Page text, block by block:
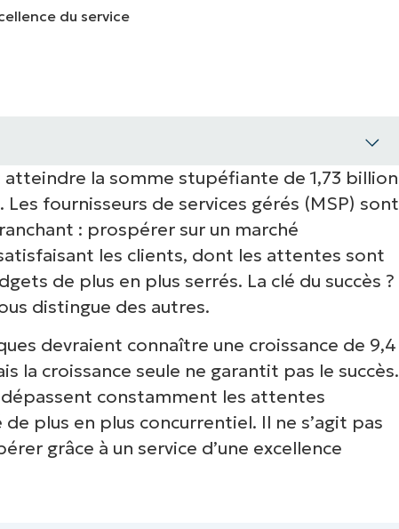
modernes
qualité avant tout
la somme stupéfiante de 1,73 billion
fournisseurs de services gérés (MSP) sont
: prospérer sur un marché
les clients, dont les attentes sont
de plus en plus serrés. La clé du succès ?
distingue des autres.
devraient connaître une croissance de 9,4
la croissance seule ne garantit pas le succès.
constamment les attentes
plus en plus concurrentiel. Il ne s’agit pas
grâce à un service d’une excellence